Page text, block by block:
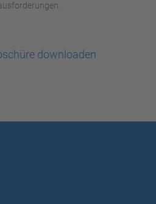
downloaden